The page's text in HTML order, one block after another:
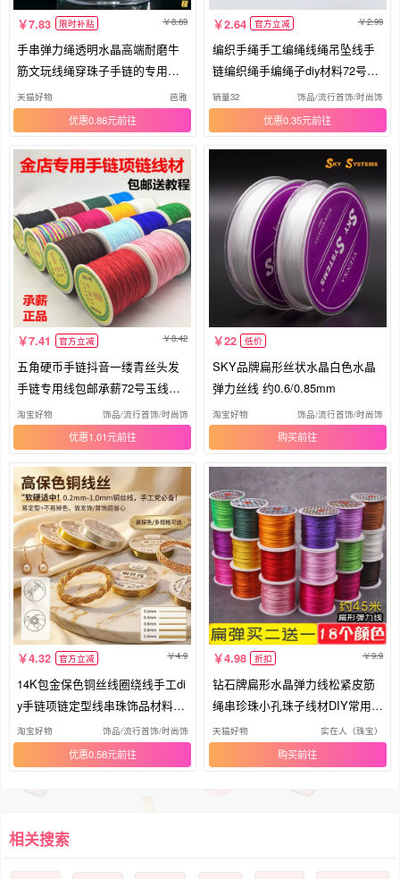
7.83 限时补贴 8.69
手串弹力绳透明水晶高端耐磨牛
筋文玩线绳穿珠子手链的专用串
珠线
天猫好物 芭雅
优惠0.86元
2.64 官方立减 2.99
编织手绳手工编绳线绳吊坠线手
链编织绳手编绳子diy材料72号玉
线
销量32 饰品/流行首饰/时尚饰品
优惠0.35元
7.41 官方立减 8.42
五角硬币手链抖音一缕青丝头发
手链专用线包邮承薪72号玉线吊
坠
淘宝好物 饰品/流行首饰/时尚饰品新
优惠1.01元
22 低价
SKY品牌扁形丝状水晶白色水晶
弹力丝线 约0.6/0.85mm
淘宝好物 饰品/流行首饰/时尚饰品
购买
4.32 官方立减 4.9
14K包金保色铜丝线圈绕线手工di
y手链项链定型线串珠饰品材料配
件
淘宝好物 饰品/流行首饰/时尚饰品新
优惠0.58元
4.98 折扣 9.9
钻石牌扁形水晶弹力线松紧皮筋
绳串珍珠小孔珠子线材DIY常用细
绳
天猫好物 实在人（珠宝）
购买
相关搜索